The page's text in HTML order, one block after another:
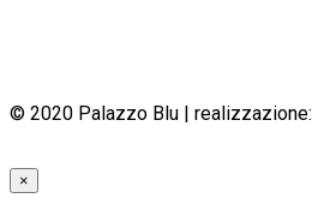
© 2020 Palazzo Blu | realizzazione:
×